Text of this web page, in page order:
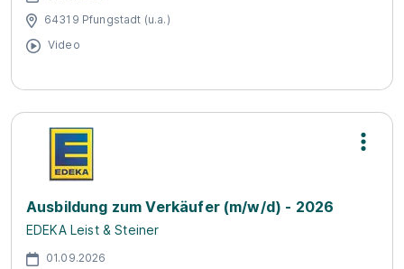
64319 Pfungstadt (u.a.)
Video
Ausbildung zum Verkäufer (m/w/d) - 2026
EDEKA Leist & Steiner
01.09.2026